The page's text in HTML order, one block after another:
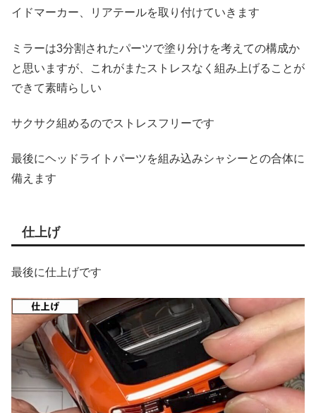
イドマーカー、リアテールを取り付けていきます
ミラーは3分割されたパーツで塗り分けを考えての構成か
と思いますが、これがまたストレスなく組み上げることが
できて素晴らしい
サクサク組めるのでストレスフリーです
最後にヘッドライトパーツを組み込みシャシーとの合体に
備えます
仕上げ
最後に仕上げです